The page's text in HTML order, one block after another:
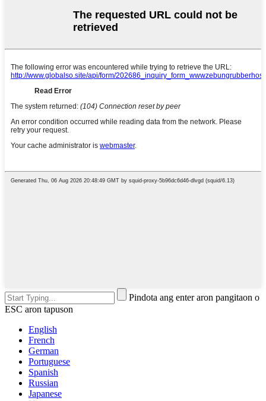
Pindota ang enter aron pangitaon o
ESC aron tapuson
English
French
German
Portuguese
Spanish
Russian
Japanese